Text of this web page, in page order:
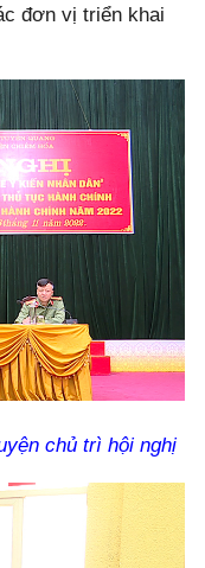
đơn vị triển khai
chủ trì hội nghị